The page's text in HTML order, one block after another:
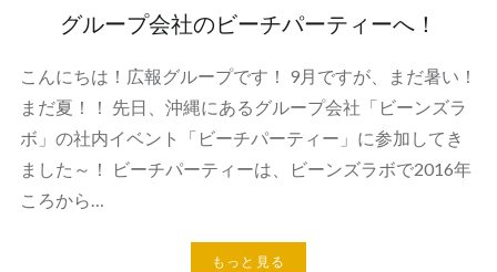
グループ会社のビーチパーティーへ！
こんにちは！広報グループです！ 9月ですが、まだ暑い！
まだ夏！！ 先日、沖縄にあるグループ会社「ビーンズラ
ボ」の社内イベント「ビーチパーティー」に参加してき
ました～！ ビーチパーティーは、ビーンズラボで2016年
ころから…
もっと見る